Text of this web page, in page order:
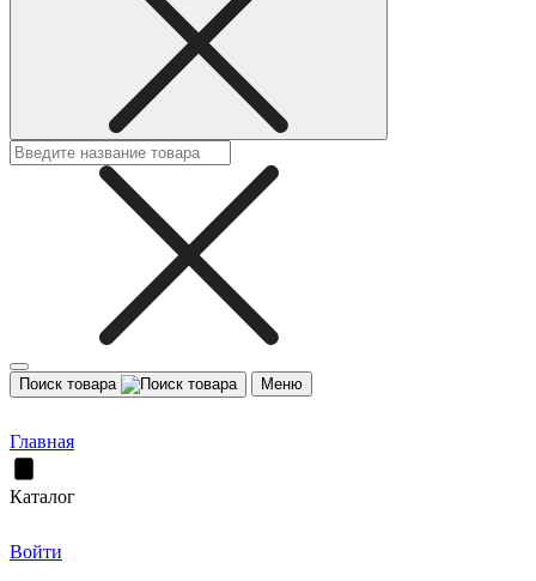
Поиск товара Меню
Главная
Каталог
Войти